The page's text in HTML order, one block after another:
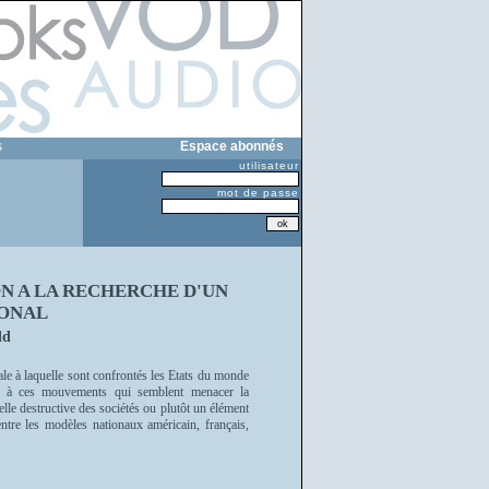
Espace abonnés
utilisateur
mot de passe
A LA RECHERCHE D'UN
à laquelle sont confrontés les Etats du monde
ces mouvements qui semblent menacer la
destructive des sociétés ou plutôt un élément
les modèles nationaux américain, français,